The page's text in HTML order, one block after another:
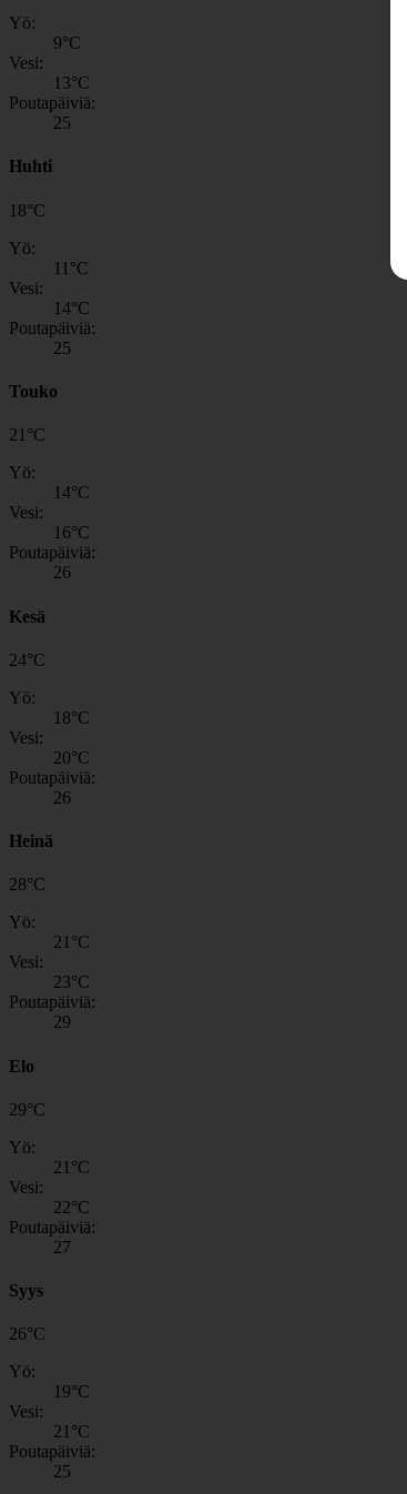
Yö:
9°C
Vesi:
13°C
Poutapäiviä:
25
Huhti
18°C
Yö:
11 °C
Vesi:
14°C
Poutapäiviä:
25
Touko
21 °C
Yö:
14°C
Vesi:
16°C
Poutapäiviä:
26
Kesä
24°C
Yö:
18°C
Vesi:
20°C
Poutapäiviä:
26
Heinä
28°C
Yö:
21 °C
Vesi:
23°C
Poutapäiviä:
29
Elo
29°C
Yö:
21 °C
Vesi:
22°C
Poutapäiviä:
27
Syys
26°C
Yö:
19°C
Vesi:
21°C
Poutapäiviä:
25